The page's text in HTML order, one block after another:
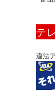
テ
違法